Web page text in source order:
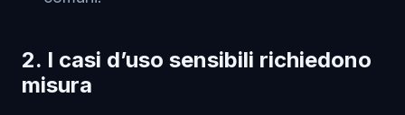
2. I casi d’uso sensibili richiedono
misura